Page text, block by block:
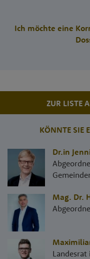
Ich möchte eine
ZUR LISTE
KÖNNTE SIE
Dr.in
Mag. Dr.
Landesrat